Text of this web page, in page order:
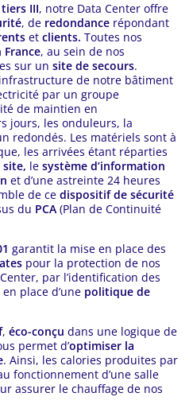
III, notre Data Center offre
, de redondancerépondant
et clients. Toutes nos
France, au sein de nos
sur un site de secours.
de notre bâtiment
par un groupe
de maintien en
jours, les onduleurs, la
redondés. Les matériels sont à
les arrivées étant réparties
site, lesystème d’information
et d’une astreinte 24 heures
de ce dispositif de sécurité
du PCA (Plan de Continuité
garantit la mise en place des
pour la protection de nos
par l’identification des
place d’une politique de
, éco-conçu dans une logique de
permet d’optimiser la
. Ainsi, les calories produites par
fonctionnement d’une salle
assurer le chauffage de nos